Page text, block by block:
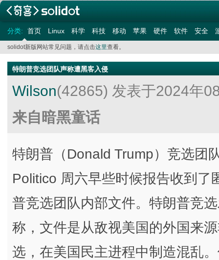
分类: 首页 Linux 科学 科技 移动 苹果 硬件 软件 安全
solidot新版网站常见问题，请点击这里查看。
特朗普竞选团队声称遭黑客入侵
Wilson(42865) 发表于2024年
来自暗黑童话
特朗普（Donald Trump）竞选团
Politico 周六早些时候报告收到
普竞选团队内部文件。特朗普竞
称，文件是从敌视美国的外国来
选，在美国民主进程中制造混乱